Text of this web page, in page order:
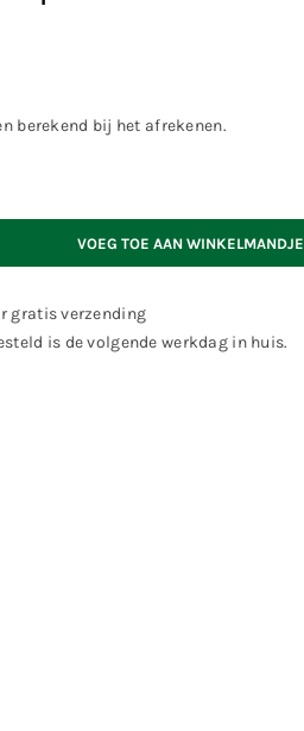
berekend bij het afrekenen.
VOEG TOE AAN WINKELMANDJE
gratis verzending
is de volgende werkdag in huis.